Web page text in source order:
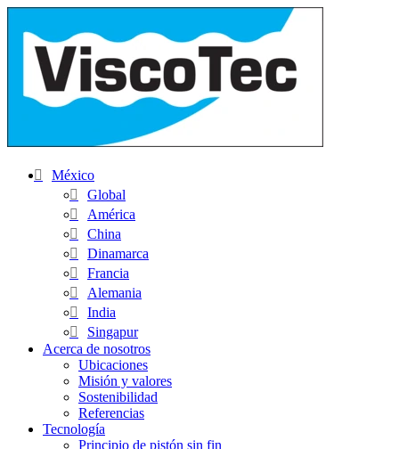
México
Global
América
China
Dinamarca
Francia
Alemania
India
Singapur
Acerca de nosotros
Ubicaciones
Misión y valores
Sostenibilidad
Referencias
Tecnología
Principio de pistón sin fin